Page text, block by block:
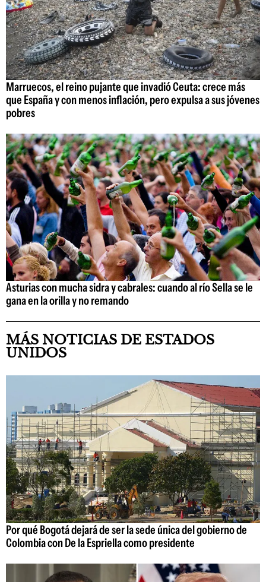
Marruecos, el reino pujante que invadió Ceuta: crece más
que España y con menos inflación, pero expulsa a sus jóvenes
pobres
Asturias con mucha sidra y cabrales: cuando al río Sella se le
gana en la orilla y no remando
MÁS NOTICIAS DE ESTADOS
UNIDOS
Por qué Bogotá dejará de ser la sede única del gobierno de
Colombia con De la Espriella como presidente